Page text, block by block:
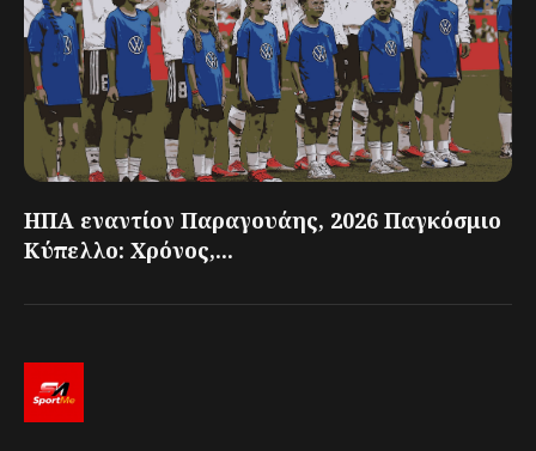
ΗΠΑ εναντίον Παραγουάης, 2026 Παγκόσμιο
Κύπελλο: Χρόνος,...